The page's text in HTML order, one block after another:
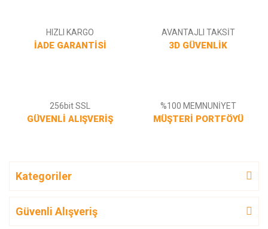
HIZLI KARGO
İADE GARANTİSİ
AVANTAJLI TAKSİT
3D GÜVENLİK
256bit SSL
GÜVENLİ ALIŞVERİŞ
%100 MEMNUNİYET
MÜŞTERİ PORTFÖYÜ
Kategoriler
Güvenli Alışveriş